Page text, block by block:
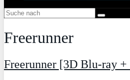
Freerunner
Freerunner [3D Blu-ray +